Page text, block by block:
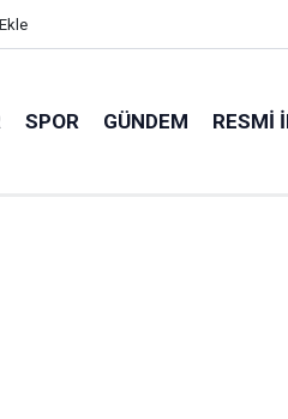
SPOR GÜNDEM RESMI